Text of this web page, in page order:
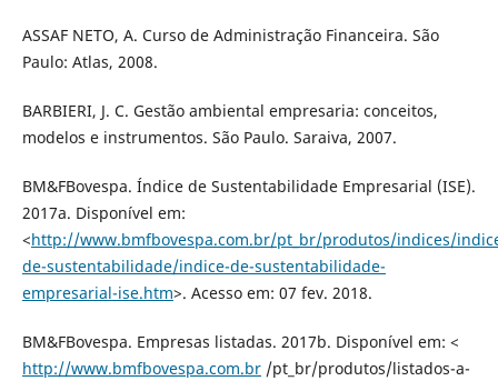
ASSAF NETO, A. Curso de Administração Financeira. São
Paulo: Atlas, 2008.
BARBIERI, J. C. Gestão ambiental empresaria: conceitos,
modelos e instrumentos. São Paulo. Saraiva, 2007.
BM&FBovespa. Índice de Sustentabilidade Empresarial (ISE).
2017a. Disponível em:
<http://www.bmfbovespa.com.br/pt_br/produtos/indices/
de-sustentabilidade/indice-de-sustentabilidade-
empresarial-ise.htm>. Acesso em: 07 fev. 2018.
BM&FBovespa. Empresas listadas. 2017b. Disponível em: <
http://www.bmfbovespa.com.br/pt_br/produtos/listados-a-